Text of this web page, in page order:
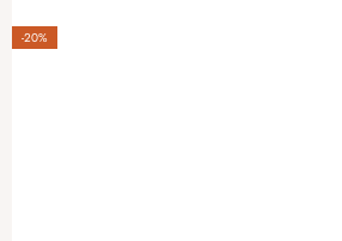
-20%